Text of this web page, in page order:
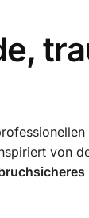
von